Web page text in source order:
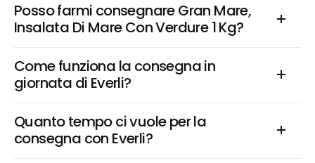
Posso farmi consegnare Gran Mare,
Insalata Di Mare Con Verdure 1 Kg?
Come funziona la consegna in
giornata di Everli?
Quanto tempo ci vuole per la
consegna con Everli?